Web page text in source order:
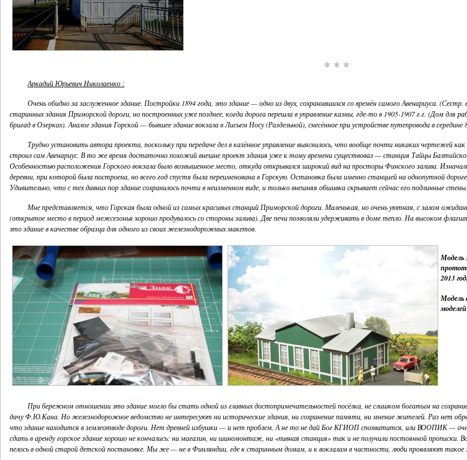
* * *
Аркадий Юрьевич Николаенко :
Очень обидно за заслуженное здание. Постройки 1894 года, это здание — одно из двух, сохранившихся со времён самого Авенариуса.
старинных здания Приморской дороги, но построенных уже позднее, когда дорога перешла в управление казны, где-то в 1905-1907 г.г. (Дом для
бригад в Озерках). Аналог здания Горской — бывшее здание вокзала в Лисьем Носу (Раздельной), снесённое при устройстве путепровода в середине
Трудно установить автора проекта, поскольку при передаче дел в казённое управление выяснилось, что вообще почти никаких чертежей
строил сам Авенариус. В то же время достаточно похожий внешне проект здания уже к тому времени существовал — станция Тайцы Балтийской
Особенностью расположения Горского вокзала было возвышенное место, откуда открывался широкий вид на просторы Финского залива.
деревни, при которой была построена, но всего год спустя была переименована в Горскую. Остановка была именно станцией на однопутной
Удивительно, что с тех давних пор здание сохранилось почти в неизменном виде, и только внешняя обшивка скрывает сейчас его подлинные стены.
Мне представляется, что Горская была одной из самых красивых станций Приморской дороги. Маленькая, но очень уютная, с залом
(открытое место в период межсезонья хорошо продувалось со стороны залива). Две печи позволяли удерживать в доме тепло. На высоком
это здание в качестве образца для одного из своих железнодорожных макетов.
Модель
2013
Модель
При бережном отношении это здание могло бы стать одной из главных достопримечательностей посёлка, не слишком богатым на
дачу Ф.Ю.Кана. Но железнодорожное ведомство не интересуют ни исторические здания, ни сохранение памяти, ни мнение жителей. Раз нет
что здание находится в землеотводе дороги. Нет древней избушки — и нет проблем. А не то не дай Бог КГИОП спохватится, или ВООПИК —
сдать в аренду горское здание хорошо не кончались: ни магазин, ни шиномонтаж, ни «пивная станция» так и не получили постоянной
пелось в одной старой детской постановке. Мы же — не в Финляндии, где к старинным домам, и к вокзалам в частности, люди проявляют такое